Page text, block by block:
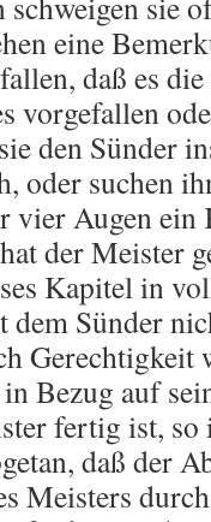
eine
daß es
vorgefallen
den Sünder
oder suchen
vier Augen ein
der Meister
Kapitel in
Sünder
Bezug auf
fertig ist,
daß der
Meisters